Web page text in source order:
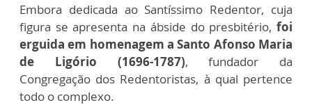
Embora dedicada ao Santíssimo Redentor, cuja
figura se apresenta na ábside do presbitério, foi
erguida em homenagem a Santo Afonso Maria
de Ligório (1696-1787), fundador da
Congregação dos Redentoristas, à qual pertence
todo o complexo.